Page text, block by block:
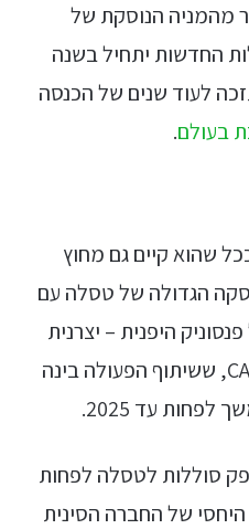
מהמניה הנוסקת של
החדשות יתחיל בשנה
לעוד שנים של הכנסה
בעולם.
שהוא קיים גם מחוץ
הגדולה של טסלה עם
היפנית – יצרנית
הסוללות הענקית הסינית CATL, ששיתוף הפעולה בינה
עד 2025.
סוללות לטסלה לפחות
של החברה הסינית